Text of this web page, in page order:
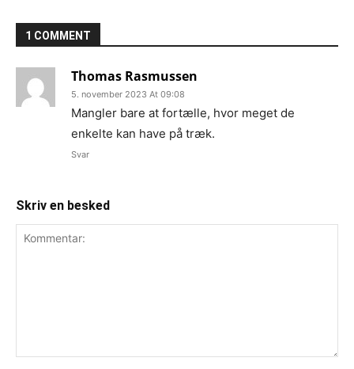
1 COMMENT
Thomas Rasmussen
5. november 2023 At 09:08
Mangler bare at fortælle, hvor meget de
enkelte kan have på træk.
Svar
Skriv en besked